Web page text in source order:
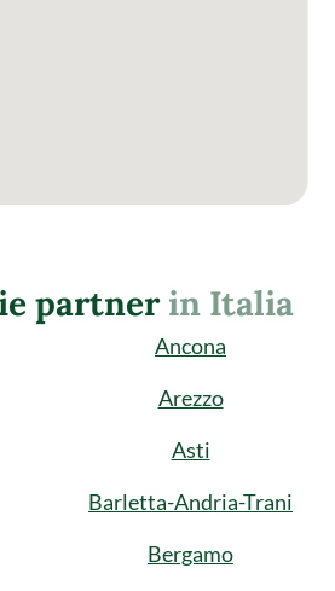
partnerin Italia
Ancona
Arezzo
Asti
Barletta-Andria-Trani
Bergamo